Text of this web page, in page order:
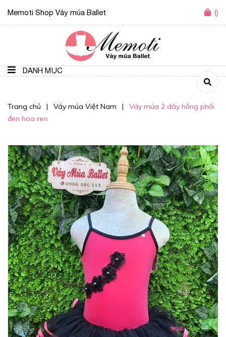
Memoti Shop Váy múa Ballet ()
DANH MỤC
Trang chủ | Váy múa Việt Nam |
Váy múa 2 dây hồng phối
đen hoa ren